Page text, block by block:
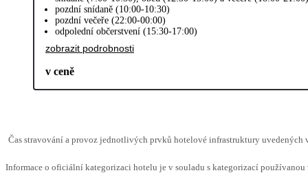
pozdní snídaně (10:00-10:30)
pozdní večeře (22:00-00:00)
odpolední občerstvení (15:30-17:00)
zobrazit podrobnosti
v ceně
Čas stravování a provoz jednotlivých prvků hotelové infrastruktury uvedených
Informace o oficiální kategorizaci hotelu je v souladu s kategorizací